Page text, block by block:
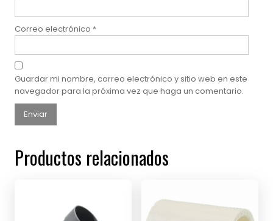
Correo electrónico *
Guardar mi nombre, correo electrónico y sitio web en este
navegador para la próxima vez que haga un comentario.
Productos relacionados